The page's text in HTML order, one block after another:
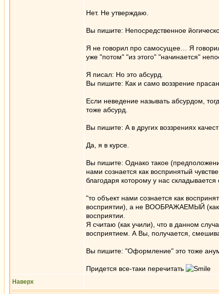
Нет. Не утверждаю.
Вы пишите: Непосредственное
Я не говорил про самосущее… Я
уже "потом" "из этого" "начинается"
Я писал: Но это абсурд.
Вы пишите: Как и само воззрение
Если неведение называть абсурдом,
тоже абсурд.
Вы пишите: А в других воззрениях
Да, я в курсе.
Вы пишите: Однако такое
нами сознается как воспринятый
благодаря которому у нас
"то объект нами сознается как
восприятии), а не ВООБРАЖАЕМЫЙ (как
восприятии.
Я считаю (как учили), что в данном
восприятием. А Вы, получается,
Вы пишите: "Оформление" это тоже
Придется все-таки перечитать
Наверх